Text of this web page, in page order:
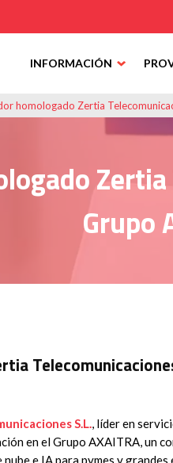
INFORMACIÓN
homologado Zertia
Grupo
S.L., líder en
en el Grupo AXAITRA, un
e IA para pymes y grandes